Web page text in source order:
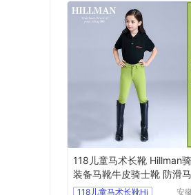
118儿童马术长靴 Hillman
装备马靴牛皮骑士靴 防滑
护腿
118儿童马术长靴Hi
安